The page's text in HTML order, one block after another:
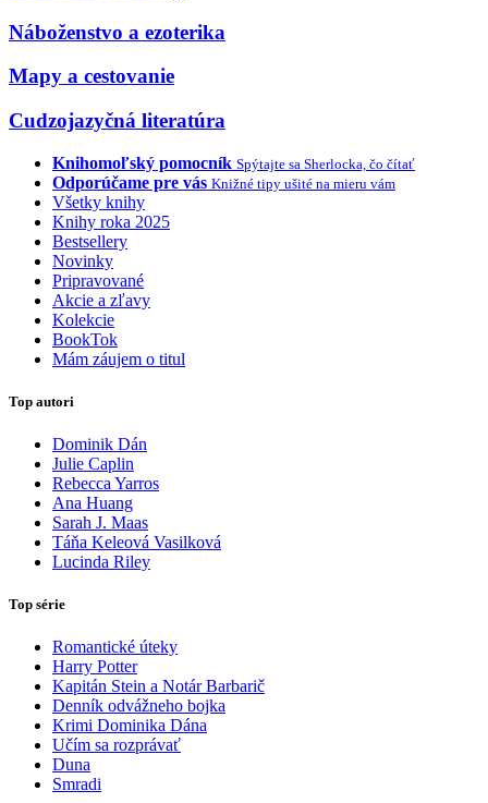
Náboženstvo a ezoterika
Mapy a cestovanie
Cudzojazyčná literatúra
Knihomoľský pomocník Spýtajte sa Sherlocka, čo čítať
Odporúčame pre vás Knižné tipy ušité na mieru vám
Všetky knihy
Knihy roka 2025
Bestsellery
Novinky
Pripravované
Akcie a zľavy
Kolekcie
BookTok
Mám záujem o titul
Top autori
Dominik Dán
Julie Caplin
Rebecca Yarros
Ana Huang
Sarah J. Maas
Táňa Keleová Vasilková
Lucinda Riley
Top série
Romantické úteky
Harry Potter
Kapitán Stein a Notár Barbarič
Denník odvážneho bojka
Krimi Dominika Dána
Učím sa rozprávať
Duna
Smradi